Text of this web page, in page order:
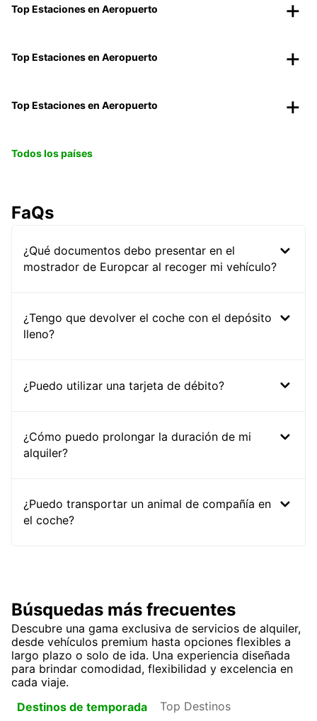
Top Estaciones en Aeropuerto
Top Estaciones en Aeropuerto
Top Estaciones en Aeropuerto
Todos los países
FaQs
¿Qué documentos debo presentar en el
mostrador de Europcar al recoger mi vehículo?
¿Tengo que devolver el coche con el depósito
lleno?
¿Puedo utilizar una tarjeta de débito?
¿Cómo puedo prolongar la duración de mi
alquiler?
¿Puedo transportar un animal de compañía en
el coche?
Búsquedas más frecuentes
Descubre una gama exclusiva de servicios de alquiler,
desde vehículos premium hasta opciones flexibles a
largo plazo o solo de ida. Una experiencia diseñada
para brindar comodidad, flexibilidad y excelencia en
cada viaje.
Destinos de temporada
Top Destinos